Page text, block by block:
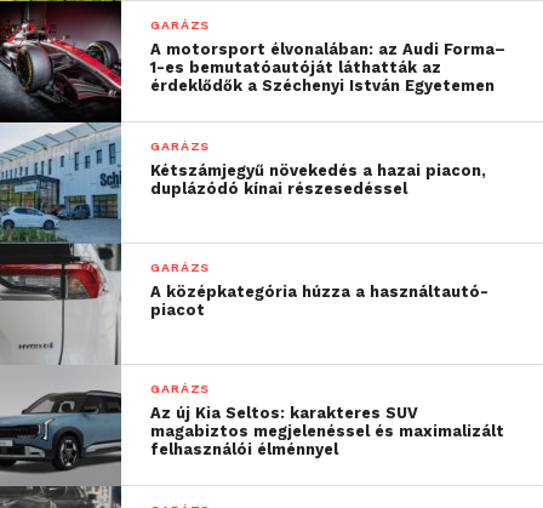
GARÁZS
A motorsport élvonalában: az Audi Forma–
1-es bemutatóautóját láthatták az
érdeklődők a Széchenyi István Egyetemen
GARÁZS
Kétszámjegyű növekedés a hazai piacon,
duplázódó kínai részesedéssel
GARÁZS
A középkategória húzza a használtautó-
piacot
GARÁZS
Az új Kia Seltos: karakteres SUV
magabiztos megjelenéssel és maximalizált
felhasználói élménnyel